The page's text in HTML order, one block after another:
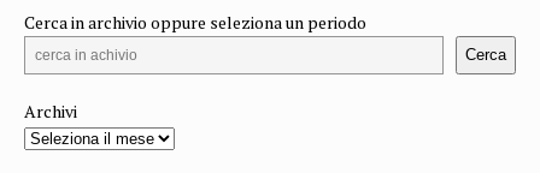
Cerca in archivio oppure seleziona un periodo
Cerca
Archivi